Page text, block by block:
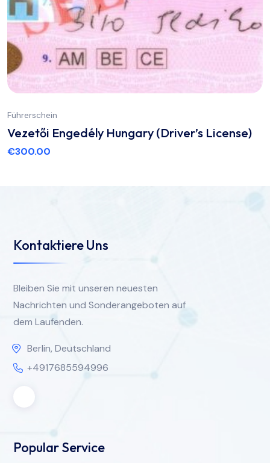
Führerschein
Vezetői Engedély Hungary (Driver’s License)
€300.00
Kontaktiere Uns
Bleiben Sie mit unseren neuesten
Nachrichten und Sonderangeboten auf
dem Laufenden.
Berlin, Deutschland
+4917685594996
Popular Service